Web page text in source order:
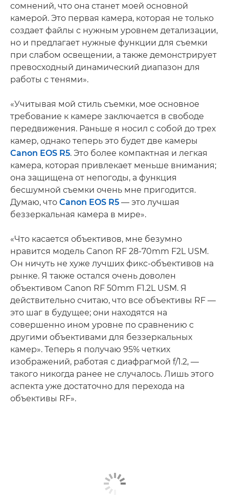
сомнений, что она станет моей основной
камерой. Это первая камера, которая не только
создает файлы с нужным уровнем детализации,
но и предлагает нужные функции для съемки
при слабом освещении, а также демонстрирует
превосходный динамический диапазон для
работы с тенями».
«Учитывая мой стиль съемки, мое основное
требование к камере заключается в свободе
передвижения. Раньше я носил с собой до трех
камер, однако теперь это будет две камеры
Canon EOS R5. Это более компактная и легкая
камера, которая привлекает меньше внимания;
она защищена от непогоды, а функция
бесшумной съемки очень мне пригодится.
Думаю, что Canon EOS R5 — это лучшая
беззеркальная камера в мире».
«Что касается объективов, мне безумно
нравится модель Canon RF 28-70mm F2L USM.
Он ничуть не хуже лучших фикс-объективов на
рынке. Я также остался очень доволен
объективом Canon RF 50mm F1.2L USM. Я
действительно считаю, что все объективы RF —
это шаг в будущее; они находятся на
совершенно ином уровне по сравнению с
другими объективами для беззеркальных
камер». Теперь я получаю 95% четких
изображений, работая с диафрагмой f/1.2, —
такого никогда ранее не случалось. Лишь этого
аспекта уже достаточно для перехода на
объективы RF».